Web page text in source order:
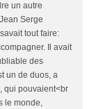
un autre
Serge
tout faire:
Il avait
des
un de duos, a
qui pouvaient<br
le monde,